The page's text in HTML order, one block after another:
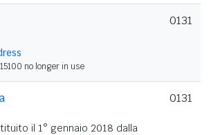
no longer in use
0131
il 1° gennaio 2018 dalla
0131